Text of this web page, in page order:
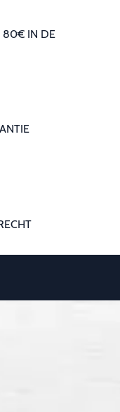
80€ IN DE